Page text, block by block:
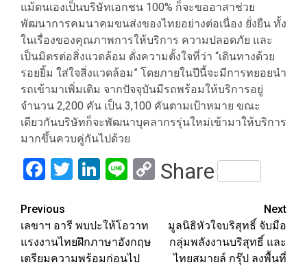
แม้ตนเองเป็นบริษัทเอกชน 100% ก็จะขออาสาช่วย
พัฒนาการคมนาคมขนส่งของไทยอย่างต่อเนื่อง ยั่งยืน ทั้ง
ในเรื่องของคุณภาพการให้บริการ ความปลอดภัย และ
เป็นมิตรต่อสิ่งแวดล้อม ดั่งความตั้งใจที่ว่า “เดินทางด้วย
รอยยิ้ม ใส่ใจสิ่งแวดล้อม” โดยภายในปีนี้จะมีการทยอยนำ
รถเข้ามาเพิ่มเติม จากปัจจุบันมีรถพร้อมให้บริการอยู่
จำนวน 2,200 คัน เป็น 3,100 คันตามเป้าหมาย ขณะ
เดียวกันบริษัทก็จะพัฒนาบุคลากรรุ่นใหม่เข้ามาให้บริการ
มากขึ้นควบคู่กันไปด้วย
Facebook
Twitter
LinkedIn
LineCopy
Share
Post
navigation
Previous
เลขาฯ อารี พบปะให้โอวาท
แรงงานไทยฝึกภาษาอังกฤษ
เตรียมความพร้อมก่อนไป
Next
มูลนิธิหัวใจบริสุทธิ์ จับมือ
กลุ่มพลังงานบริสุทธิ์ และ
ไทยสมายล์ กรุ๊ป ลงพื้นที่